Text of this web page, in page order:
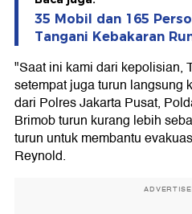
35 Mobil dan 165
Tangani Kebakaran
"Saat ini kami dari kepolisian,
setempat juga turun langsung
dari Polres Jakarta Pusat,
Brimob turun kurang lebih
turun untuk membantu
Reynold.